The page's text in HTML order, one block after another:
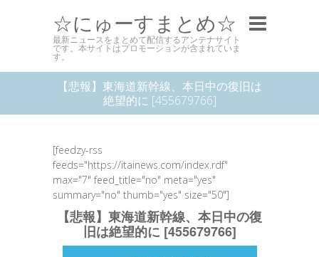
☆にゅーすまとめ☆
最新ニュースをまとめて配信するアンテナサイト
です。本サイトはプロモーションが含まれていま
す。
【悲報】東海道新幹線、本日中の復旧は
絶望的に [455679766]
[feedzy-rss
feeds="https://itainews.com/index.rdf"
max="7" feed_title="no" meta="yes"
summary="no" thumb="yes" size="50"]
【悲報】東海道新幹線、本日中の復
旧は絶望的に [455679766]